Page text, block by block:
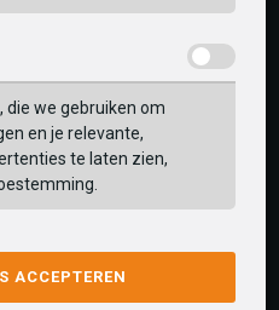
die we gebruiken om
en je relevante,
te laten zien,
ACCEPTEREN